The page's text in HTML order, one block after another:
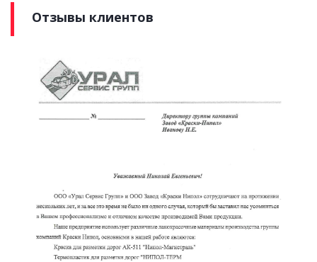
Отзывы клиентов